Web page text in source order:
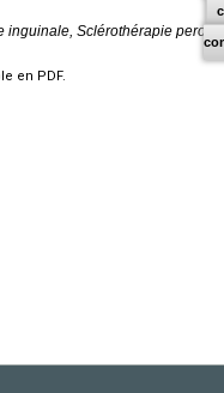
inguinale, Sclérothérapie
en PDF.